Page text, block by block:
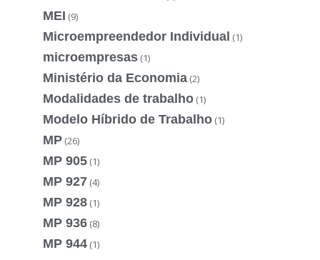
MEI (9)
Microempreendedor Individual (1)
microempresas (1)
Ministério da Economia (2)
Modalidades de trabalho (1)
Modelo Híbrido de Trabalho (1)
MP (26)
MP 905 (1)
MP 927 (4)
MP 928 (1)
MP 936 (8)
MP 944 (1)